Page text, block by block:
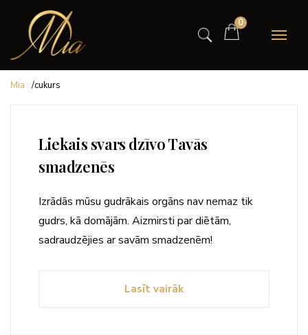
0
Mia /cukurs
Liekais svars dzīvo Tavās
smadzenēs
Izrādās mūsu gudrākais orgāns nav nemaz tik
gudrs, kā domājām. Aizmirsti par diētām,
sadraudzējies ar savām smadzenēm!
Lasīt vairāk